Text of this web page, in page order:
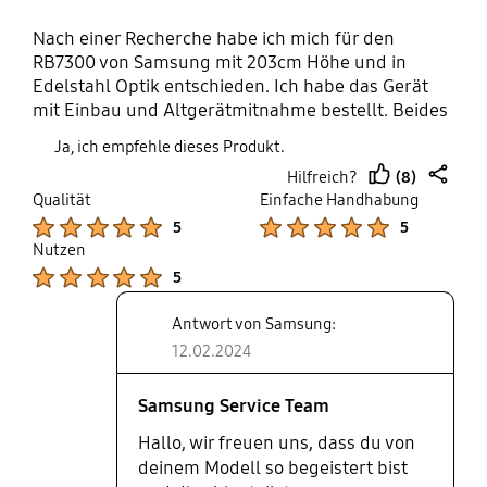
Nach einer Recherche habe ich mich für den
RB7300 von Samsung mit 203cm Höhe und in
Edelstahl Optik entschieden. Ich habe das Gerät
mit Einbau und Altgerätmitnahme bestellt. Beides
gelungen und wirkt wie echter Edelstahl. Beim
Öffnen des Gerätes wird man erstmal vom riesen
Innenraum begrüßt. Alles macht einen
hochwertigen Eindruck und ist sehr gut
verarbeitet. Nach dem ersten Einschalten braucht
das Gerät nicht mal eine Stunde bis es die
gewünschten Temperaturen erreicht. Von diesem
Tempo war ich echt beeindruckt. An einer der
Seitenwände findet sich ein kleines bedienbares
Display zur u.a. Regulieren der Temperatur beider
Einheiten des Geräts. Wenn die Kühl-/Gefrierkombi
mit dem Internet verbunden wird, wird das Display
überflüssig, weil man alle Funktionen des
Bildschirms dann über SmartThings am
Ja, ich empfehle dieses Produkt.
Hilfreich?
thumb
up
(8)
Qualität
5
Einfache Handhabung
5
Nutzen
5
Antwort von Samsung:
12.02.2024
Samsung Service Team
Hallo, wir freuen uns, dass du von
deinem Modell so begeistert bist